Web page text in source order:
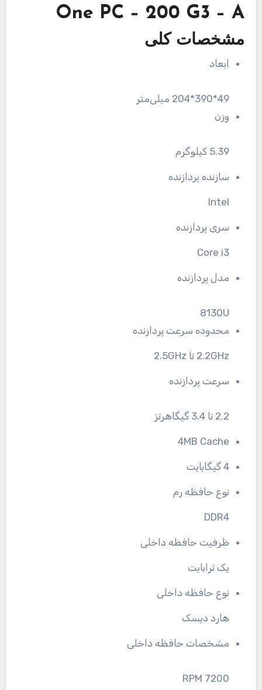
One PC – 200 G3 – A
مشخصات کلی
ابعاد
49*390*204 میلی‌متر
وزن
5.39 کیلوگرم
سازنده پردازنده
Intel
سری پردازنده
Core i3
مدل پردازنده
8130U
محدوده سرعت پردازنده
2.2GHz تا 2.5GHz
سرعت پردازنده
2.2 تا 3.4 گیگاهرتز
4MB Cache
4 گیگابایت
نوع حافظه رم
DDR4
ظرفیت حافظه داخلی
یک ترابایت
نوع حافظه داخلی
هارد دیسک
مشخصات حافظه داخلی
7200 RPM